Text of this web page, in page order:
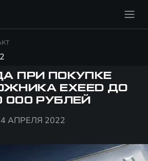
ПРИ ПОКУПКЕ
EXEED ДО
000 РУБЛЕЙ
4 АПРЕЛЯ 2022